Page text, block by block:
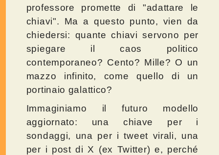
professore promette di "adattare le
chiavi". Ma a questo punto, vien da
chiedersi: quante chiavi servono per
spiegare il caos politico
contemporaneo? Cento? Mille? O un
mazzo infinito, come quello di un
portinaio galattico?
Immaginiamo il futuro modello
aggiornato: una chiave per i
sondaggi, una per i tweet virali, una
per i post di X (ex Twitter) e, perché